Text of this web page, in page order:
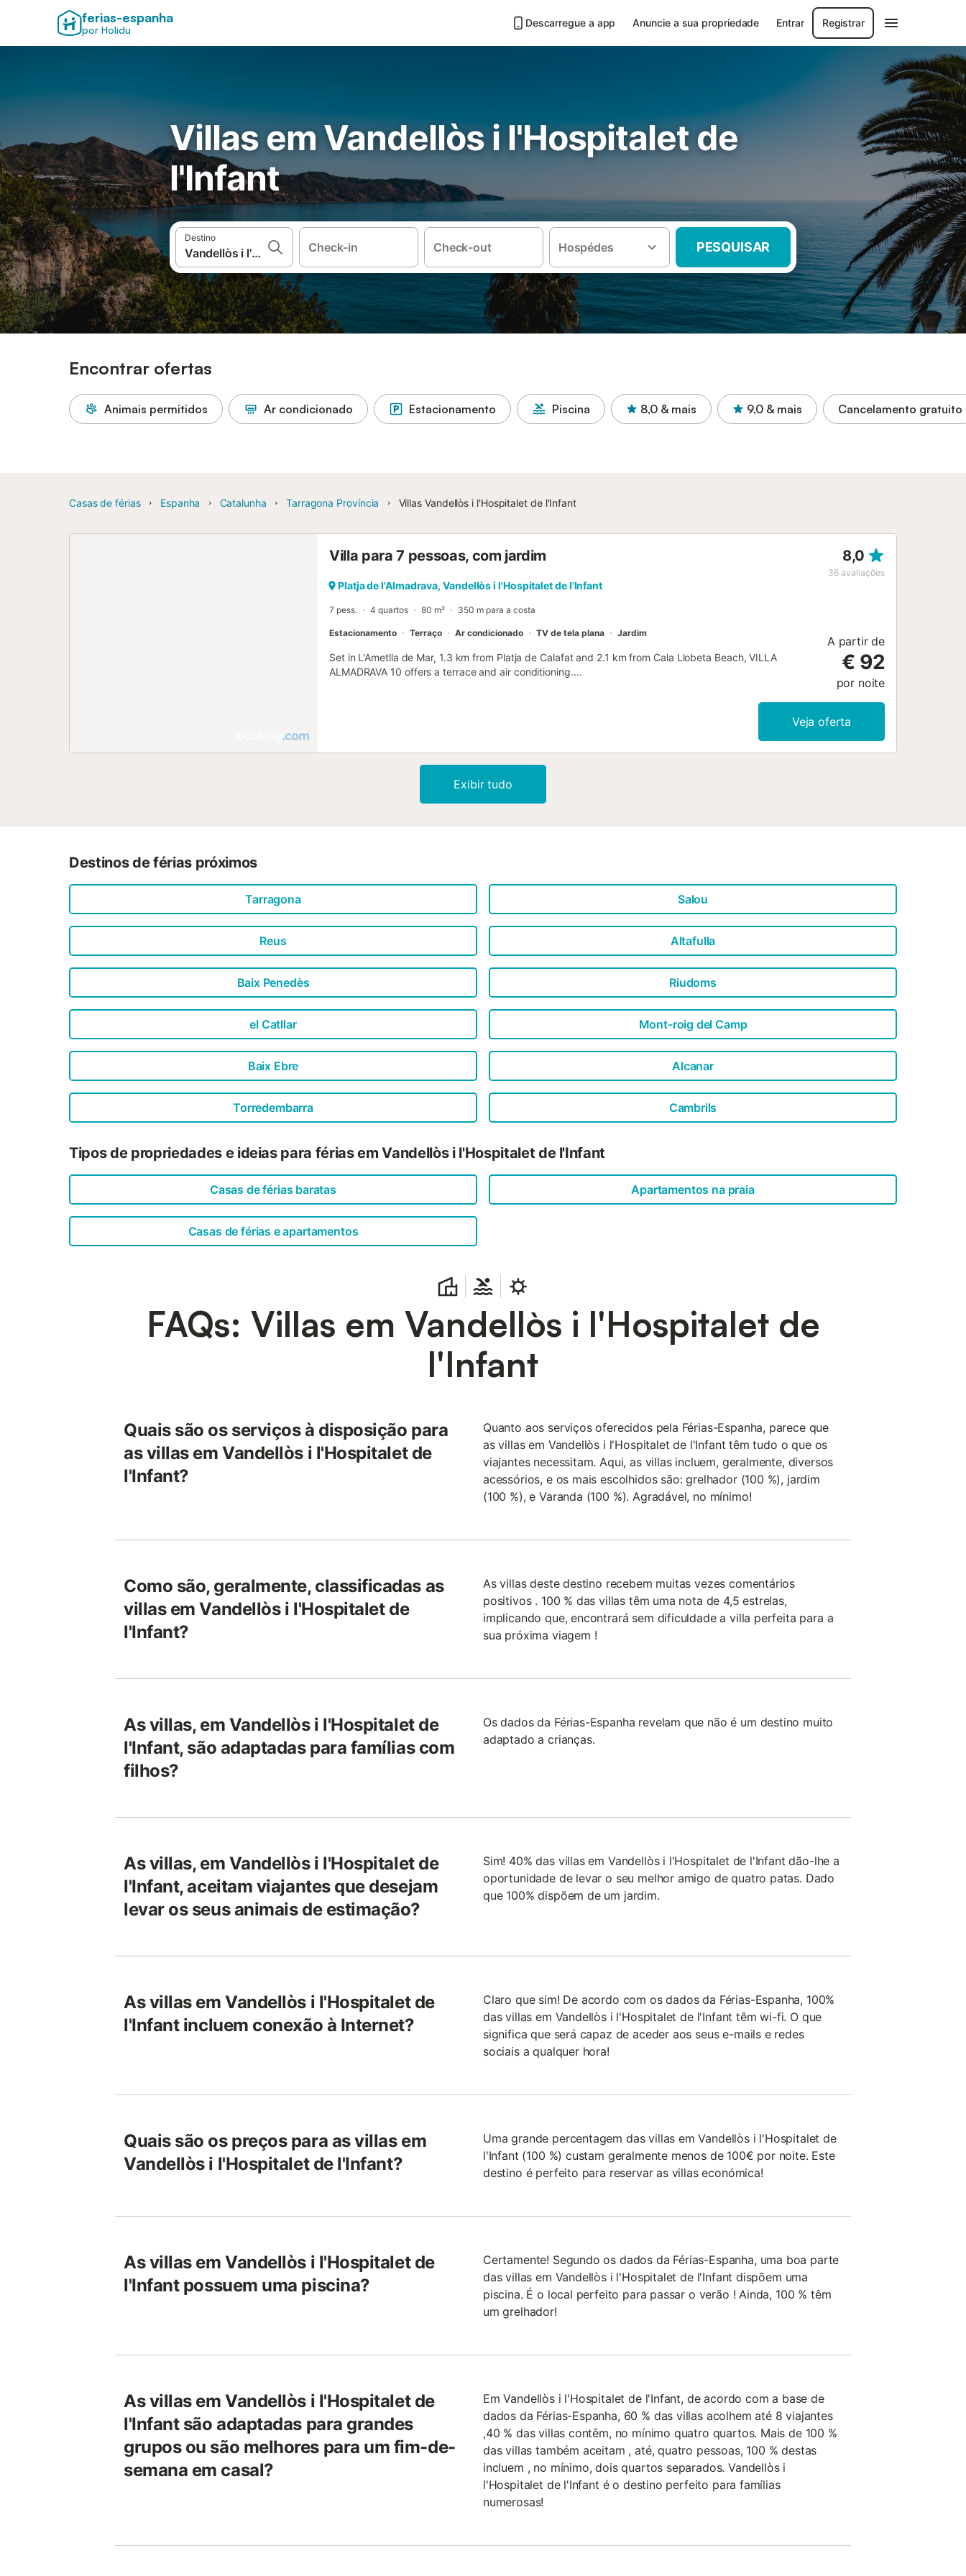
ferias-espanha
por Holidu
Descarregue a app Anuncie a sua propriedade Entrar Registrar
Villas em Vandellòs i l'Hospitalet de
l'Infant
Destino
Check-in Check-out Hospédes PESQUISAR
Encontrar ofertas
Animais permitidos Ar condicionado Estacionamento Piscina 8,0 & mais 9,0 & mais Cancelamento gratuito
Casas de férias Espanha Catalunha Tarragona Província Villas Vandellòs i l'Hospitalet de l'Infant
Villa para 7 pessoas, com jardim 8,0
36 avaliações
Platja de l'Almadrava, Vandellòs i l'Hospitalet de l'Infant
7 pess. 4 quartos 80 m² 350 m para a costa
Estacionamento Terraço Ar condicionado TV de tela plana Jardim
Set in L'Ametlla de Mar, 1.3 km from Platja de Calafat and 2.1 km from Cala Llobeta Beach, VILLA
ALMADRAVA 10 offers a terrace and air conditioning....
A partir de
€ 92
por noite
Veja oferta
Exibir tudo
Destinos de férias próximos
Tarragona Salou
Reus Altafulla
Baix Penedès Riudoms
el Catllar Mont-roig del Camp
Baix Ebre Alcanar
Torredembarra Cambrils
Tipos de propriedades e ideias para férias em Vandellòs i l'Hospitalet de l'Infant
Casas de férias baratas Apartamentos na praia
Casas de férias e apartamentos
FAQs: Villas em Vandellòs i l'Hospitalet de
l'Infant
Quais são os serviços à disposição para
as villas em Vandellòs i l'Hospitalet de
l'Infant?
Quanto aos serviços oferecidos pela Férias-Espanha, parece que
as villas em Vandellòs i l'Hospitalet de l'Infant têm tudo o que os
viajantes necessitam. Aqui, as villas incluem, geralmente, diversos
acessórios, e os mais escolhidos são: grelhador (100 %), jardim
(100 %), e Varanda (100 %). Agradável, no mínimo!
Como são, geralmente, classificadas as
villas em Vandellòs i l'Hospitalet de
l'Infant?
As villas deste destino recebem muitas vezes comentários
positivos . 100 % das villas têm uma nota de 4,5 estrelas,
implicando que, encontrará sem dificuldade a villa perfeita para a
sua próxima viagem !
As villas, em Vandellòs i l'Hospitalet de
l'Infant, são adaptadas para famílias com
filhos?
Os dados da Férias-Espanha revelam que não é um destino muito
adaptado a crianças.
As villas, em Vandellòs i l'Hospitalet de
l'Infant, aceitam viajantes que desejam
levar os seus animais de estimação?
Sim! 40% das villas em Vandellòs i l'Hospitalet de l'Infant dão-lhe a
oportunidade de levar o seu melhor amigo de quatro patas. Dado
que 100% dispõem de um jardim.
As villas em Vandellòs i l'Hospitalet de
l'Infant incluem conexão à Internet?
Claro que sim! De acordo com os dados da Férias-Espanha, 100%
das villas em Vandellòs i l'Hospitalet de l'Infant têm wi-fi. O que
significa que será capaz de aceder aos seus e-mails e redes
sociais a qualquer hora!
Quais são os preços para as villas em
Vandellòs i l'Hospitalet de l'Infant?
Uma grande percentagem das villas em Vandellòs i l'Hospitalet de
l'Infant (100 %) custam geralmente menos de 100€ por noite. Este
destino é perfeito para reservar as villas económica!
As villas em Vandellòs i l'Hospitalet de
l'Infant possuem uma piscina?
Certamente! Segundo os dados da Férias-Espanha, uma boa parte
das villas em Vandellòs i l'Hospitalet de l'Infant dispõem uma
piscina. É o local perfeito para passar o verão ! Ainda, 100 % têm
um grelhador!
As villas em Vandellòs i l'Hospitalet de
l'Infant são adaptadas para grandes
grupos ou são melhores para um fim-de-
semana em casal?
Em Vandellòs i l'Hospitalet de l'Infant, de acordo com a base de
dados da Férias-Espanha, 60 % das villas acolhem até 8 viajantes
,40 % das villas contêm, no mínimo quatro quartos. Mais de 100 %
das villas também aceitam , até, quatro pessoas, 100 % destas
incluem , no mínimo, dois quartos separados. Vandellòs i
l'Hospitalet de l'Infant é o destino perfeito para famílias
numerosas!